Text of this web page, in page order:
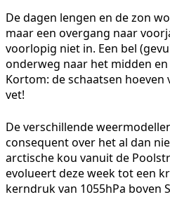
De dagen lengen en de zon
maar een overgang naar
voorlopig niet in. Een bel
onderweg naar het midden
Kortom: de schaatsen
vet!
De verschillende
consequent over het al dan
arctische kou vanuit de
evolueert deze week tot een
kerndruk van 1055hPa boven